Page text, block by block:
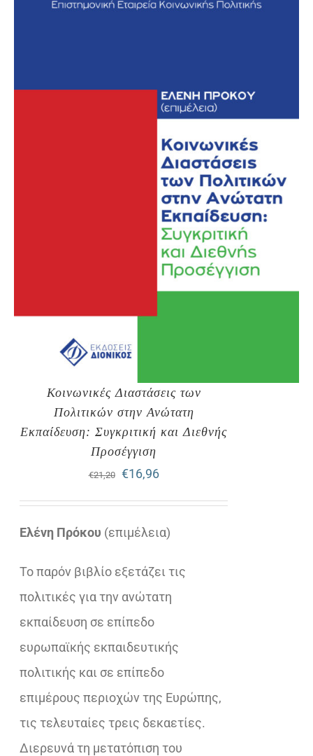
Κοινωνικές Διαστάσεις των
Πολιτικών στην Ανώτατη
Εκπαίδευση: Συγκριτική και Διεθνής
Προσέγγιση
€21,20
Original
price
was:
€16,96Η
τρέχουσα
€16,96.
Ελένη Πρόκου (επιμέλεια)
Το παρόν βιβλίο εξετάζει τις
πολιτικές για την ανώτατη
εκπαίδευση σε επίπεδο
ευρωπαϊκής εκπαιδευτικής
πολιτικής και σε επίπεδο
επιμέρους περιοχών της Ευρώπης,
τις τελευταίες τρεις δεκαετίες.
Διερευνά τη μετατόπιση του